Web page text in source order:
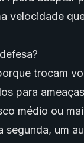
velocidade
trocam
para
médio ou
um